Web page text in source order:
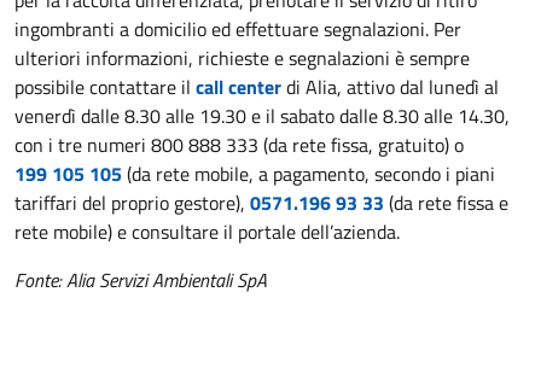
ingombranti a domicilio ed effettuare segnalazioni. Per
ulteriori informazioni, richieste e segnalazioni è sempre
possibile contattare il call centerdi Alia, attivo dal lunedì al
venerdì dalle 8.30 alle 19.30 e il sabato dalle 8.30 alle 14.30,
con i tre numeri 800 888 333 (da rete fissa, gratuito) o
199 105 105(da rete mobile, a pagamento, secondo i piani
tariffari del proprio gestore), 0571.196 93 33 (da rete fissa e
rete mobile) e consultare il portale dell’azienda.
Fonte: Alia Servizi Ambientali SpA